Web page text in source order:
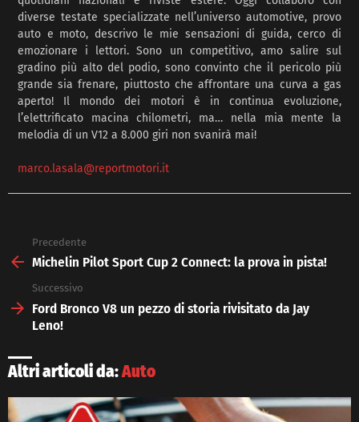
diverse testate specializzate nell’universo automotive, provo
auto e moto, descrivo le mie sensazioni di guida, cerco di
emozionare i lettori. Sono un competitivo, amo salire sul
gradino più alto del podio, sono convinto che il pericolo più
grande sia frenare, piuttosto che affrontare una curva a gas
aperto! Il mondo dei motori è in continua evoluzione,
l’elettrificato macina chilometri, ma… nella mia mente la
melodia di un V12 a 8.000 giri non svanirà mai!
marco.lasala@reportmotori.it
more
Precedente
Michelin Pilot Sport Cup 2 Connect: la prova in pista!
Successivo
Ford Bronco V8 un pezzo di storia rivisitato da Jay
Leno!
Altri articoli da:Auto